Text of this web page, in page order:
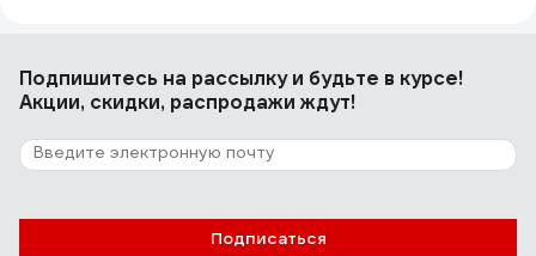
Подпишитесь на рассылкуи будьте в курсе!
Акции, скидки, распродажи ждут!
Подписаться